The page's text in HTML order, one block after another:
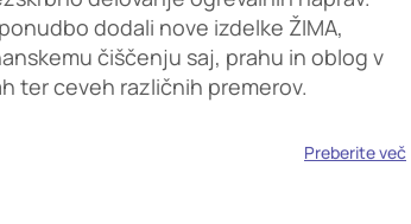
dodali nove izdelke ŽIMA,
čiščenju saj, prahu in oblog v
ter ceveh različnih premerov.
Preberite več